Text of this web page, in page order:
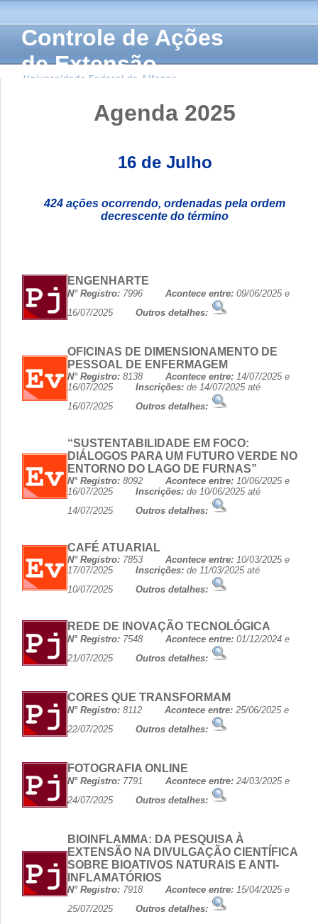
Controle de Ações
de Extensão
Universidade Federal de Alfenas
Agenda 2025
16 de Julho
424 ações ocorrendo, ordenadas pela ordem
decrescente do término
ENGENHARTE
N° Registro: 7996 Acontece entre: 09/06/2025 e
16/07/2025 Outros detalhes:
OFICINAS DE DIMENSIONAMENTO DE
PESSOAL DE ENFERMAGEM
N° Registro: 8138 Acontece entre: 14/07/2025 e
16/07/2025 Inscrições: de 14/07/2025 até
16/07/2025 Outros detalhes:
“SUSTENTABILIDADE EM FOCO:
DIÁLOGOS PARA UM FUTURO VERDE NO
ENTORNO DO LAGO DE FURNAS”
N° Registro: 8092 Acontece entre: 10/06/2025 e
16/07/2025 Inscrições: de 10/06/2025 até
14/07/2025 Outros detalhes:
CAFÉ ATUARIAL
N° Registro: 7853 Acontece entre: 10/03/2025 e
17/07/2025 Inscrições: de 11/03/2025 até
10/07/2025 Outros detalhes:
REDE DE INOVAÇÃO TECNOLÓGICA
N° Registro: 7548 Acontece entre: 01/12/2024 e
21/07/2025 Outros detalhes:
CORES QUE TRANSFORMAM
N° Registro: 8112 Acontece entre: 25/06/2025 e
22/07/2025 Outros detalhes:
FOTOGRAFIA ONLINE
N° Registro: 7791 Acontece entre: 24/03/2025 e
24/07/2025 Outros detalhes:
BIOINFLAMMA: DA PESQUISA À
EXTENSÃO NA DIVULGAÇÃO CIENTÍFICA
SOBRE BIOATIVOS NATURAIS E ANTI-
INFLAMATÓRIOS
N° Registro: 7918 Acontece entre: 15/04/2025 e
25/07/2025 Outros detalhes: